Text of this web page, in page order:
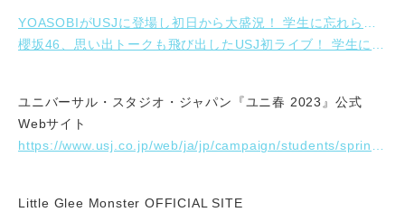
ユニバーサル・スタジオ・ジャパン『ユニ春 2023』公式
Webサイト
Little Glee Monster OFFICIAL SITE